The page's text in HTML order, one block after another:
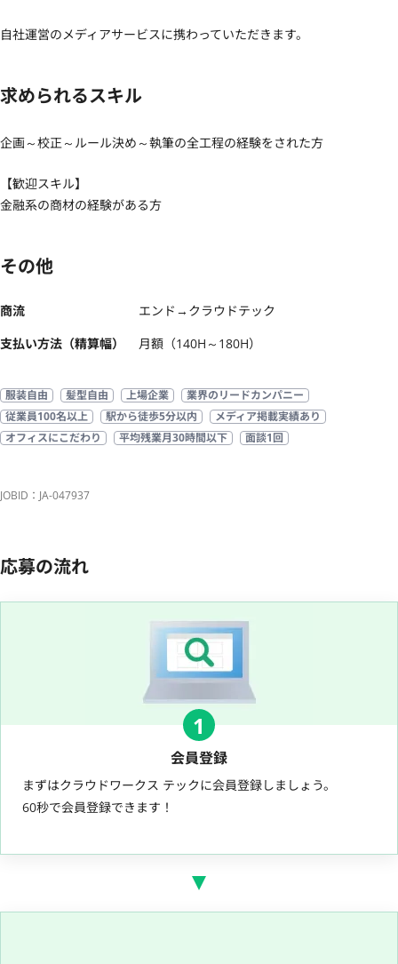
自社運営のメディアサービスに携わっていただきます。
求められるスキル
企画～校正～ルール決め～執筆の全工程の経験をされた方
【歓迎スキル】
金融系の商材の経験がある方
その他
商流
エンド→クラウドテック
支払い方法（精算幅）
月額（140H～180H）
服装自由 髪型自由 上場企業
業界のリードカンパニー
従業員100名以上
駅から徒歩5分以内
メディア掲載実績あり
オフィスにこだわり
平均残業月30時間以下 面談1回
JOBID：JA-047937
応募の流れ
1
会員登録
まずはクラウドワークス テックに会員登録しましょう。
60秒で会員登録できます！